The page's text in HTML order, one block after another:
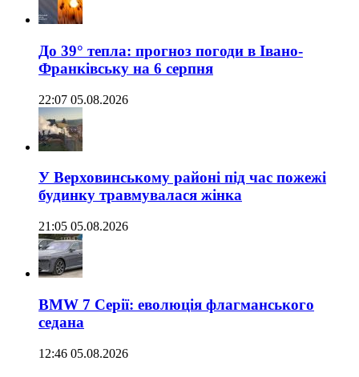
До 39° тепла: прогноз погоди в Івано-
Франківську на 6 серпня
22:07 05.08.2026
У Верховинському районі під час пожежі
будинку травмувалася жінка
21:05 05.08.2026
BMW 7 Серії: еволюція флагманського
седана
12:46 05.08.2026